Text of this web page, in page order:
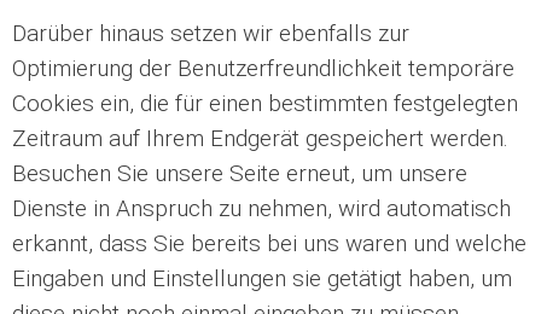
Darüber hinaus setzen wir ebenfalls zur
Optimierung der Benutzerfreundlichkeit temporäre
Cookies ein, die für einen bestimmten festgelegten
Zeitraum auf Ihrem Endgerät gespeichert werden.
Besuchen Sie unsere Seite erneut, um unsere
Dienste in Anspruch zu nehmen, wird automatisch
erkannt, dass Sie bereits bei uns waren und welche
Eingaben und Einstellungen sie getätigt haben, um